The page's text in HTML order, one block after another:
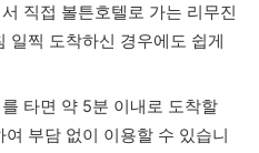
직접 볼튼호텔로 가는 리무진
일찍 도착하신 경우에도 쉽게
타면 약 5분 이내로 도착할
부담 없이 이용할 수 있습니